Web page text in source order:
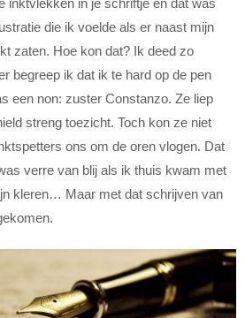
inktvlekken in je schriftje en dat was
die ik voelde als er naast mijn
zaten. Hoe kon dat? Ik deed zo
begreep ik dat ik te hard op de pen
een non: zuster Constanzo. Ze liep
streng toezicht. Toch kon ze niet
ons om de oren vlogen. Dat
verre van blij als ik thuis kwam met
kleren… Maar met dat schrijven van